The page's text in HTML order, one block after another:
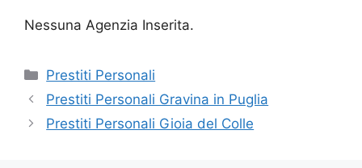
Nessuna Agenzia Inserita.
Categorie
Prestiti Personali
Prestiti Personali Gravina in Puglia
Prestiti Personali Gioia del Colle